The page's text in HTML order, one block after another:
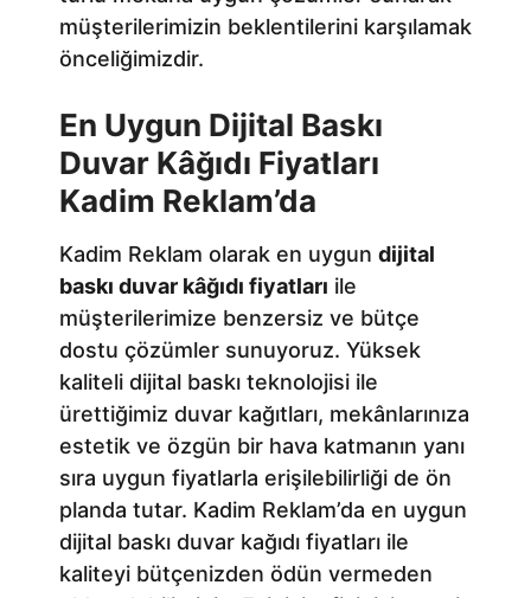
müşterilerimizin beklentilerini karşılamak
önceliğimizdir.
En Uygun Dijital Baskı
Duvar Kâğıdı Fiyatları
Kadim Reklam’da
Kadim Reklam olarak en uygun dijital
baskı duvar kâğıdı fiyatları ile
müşterilerimize benzersiz ve bütçe
dostu çözümler sunuyoruz. Yüksek
kaliteli dijital baskı teknolojisi ile
ürettiğimiz duvar kağıtları, mekânlarınıza
estetik ve özgün bir hava katmanın yanı
sıra uygun fiyatlarla erişilebilirliği de ön
planda tutar. Kadim Reklam’da en uygun
dijital baskı duvar kağıdı fiyatları ile
kaliteyi bütçenizden ödün vermeden